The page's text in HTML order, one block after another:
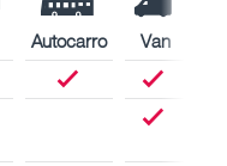
Autocarro
Van